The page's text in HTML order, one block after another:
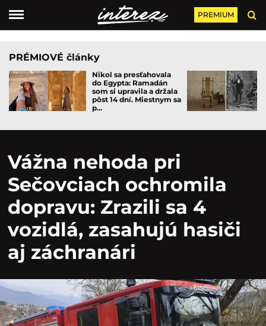
PREMIUM
PRÉMIOVÉ články
Nikol sa presťahovala
do Egypta: Ramadán
som si upravila a držala
pôst 14 dní. Miestnym sa
p...
Vážna nehoda pri
Sečovciach ochromila
dopravu: Zrazili sa 4
vozidlá, zasahujú hasiči
aj záchranári